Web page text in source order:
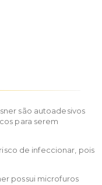
são autoadesivos
para serem
de infeccionar, pois
possui microfuros